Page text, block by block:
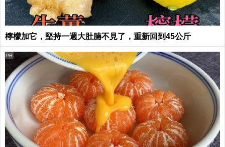
檸檬加它，堅持一週大肚腩不見了，重新回到45公斤
PR